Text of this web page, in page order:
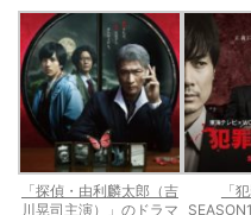
「探偵・由利麟太郎（吉
川晃司主演）」のドラマ
「